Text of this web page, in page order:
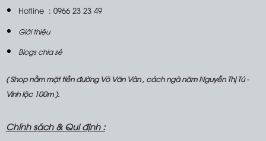
Hotline : 0966 23 23 49
Giới thiệu
Blogs chia sẻ
( Shop nằm mặt tiền đường Võ Văn Vân , cách ngã năm Nguyễn Thị Tú -
Vĩnh lộc 100m ).
Chính sách &Qui định :